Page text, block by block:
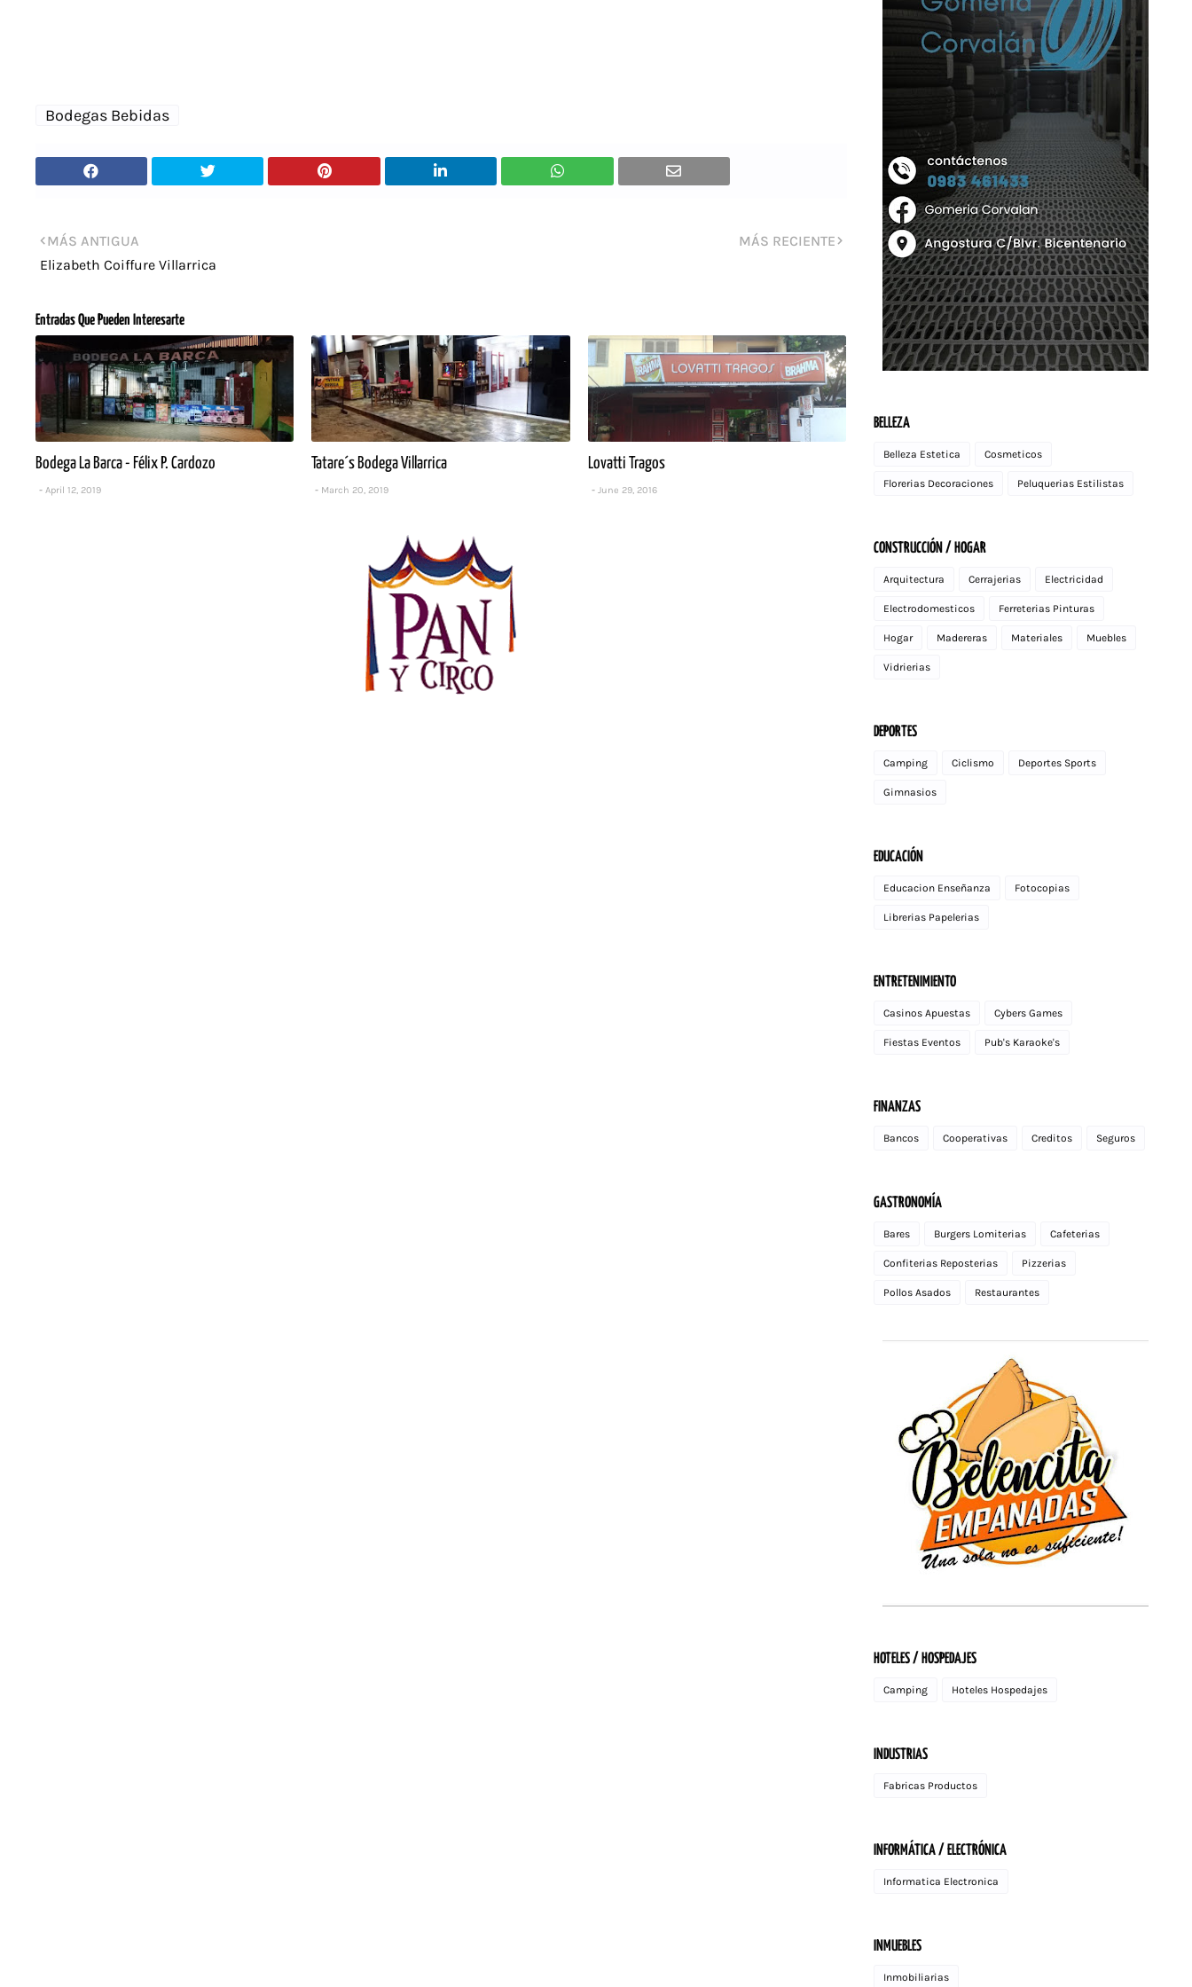
Bodegas Bebidas
MÁS RECIENTE
MÁS ANTIGUA
Elizabeth Coiffure Villarrica
Entradas Que Pueden Interesarte
Bodega La Barca - Félix P. Cardozo
April 12, 2019
Tatare´s Bodega Villarrica
March 20, 2019
Lovatti Tragos
June 29, 2016
BELLEZA
Belleza Estetica Cosmeticos
Florerias Decoraciones Peluquerias Estilistas
CONSTRUCCIÓN / HOGAR
Arquitectura Cerrajerias Electricidad
Electrodomesticos Ferreterias Pinturas
Hogar Madereras Materiales Muebles
Vidrierias
DEPORTES
Camping Ciclismo Deportes Sports
Gimnasios
EDUCACIÓN
Educacion Enseñanza Fotocopias
Librerias Papelerias
ENTRETENIMIENTO
Casinos Apuestas Cybers Games
Fiestas Eventos Pub's Karaoke's
FINANZAS
Bancos Cooperativas Creditos Seguros
GASTRONOMÍA
Bares Burgers Lomiterias Cafeterias
Confiterias Reposterias Pizzerias
Pollos Asados Restaurantes
HOTELES / HOSPEDAJES
Camping Hoteles Hospedajes
INDUSTRIAS
Fabricas Productos
INFORMÁTICA / ELECTRÓNICA
Informatica Electronica
INMUEBLES
Inmobiliarias